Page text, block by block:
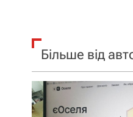
Більше від